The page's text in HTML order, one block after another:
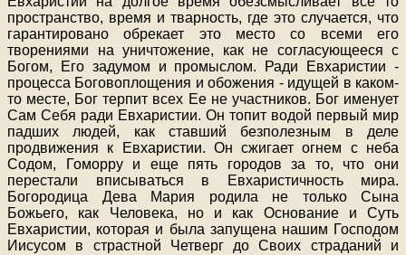
пространство, время и тварность, где это случается, что
гарантировано обрекает это место со всеми его
творениями на уничтожение, как не согласующееся с
Богом, Его задумом и промыслом. Ради Евхаристии -
процесса Боговоплощения и обожения - идущей в каком-
то месте, Бог терпит всех Ее не участников. Бог именует
Сам Себя ради Евхаристии. Он топит водой первый мир
падших людей, как ставший безполезным в деле
продвижения к Евхаристии. Он сжигает огнем с неба
Содом, Гоморру и еще пять городов за то, что они
перестали вписываться в Евхаристичность мира.
Богородица Дева Мария родила не только Сына
Божьего, как Человека, но и как Основание и Суть
Евхаристии, которая и была запущена нашим Господом
Иисусом в страстной Четверг до Своих страданий и